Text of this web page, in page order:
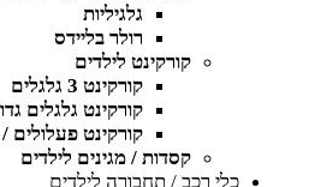
גלגיליות
רולר בליידס
קורקינט לילדים
קורקינט 3 גלגלים
קורקינט גלגלים
קורקינט פעלולים /
קסדות / מגינים לילדים
כלי רכב / תחבורה לילדים